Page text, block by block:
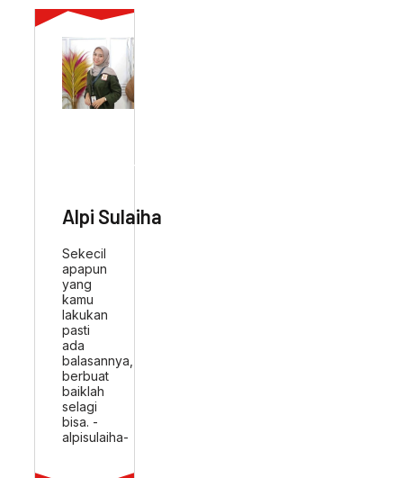
ABOUT AUTHOR
Alpi Sulaiha
Sekecil
apapun
yang
kamu
lakukan
pasti
ada
balasannya,
berbuat
baiklah
selagi
bisa. -
alpisulaiha-